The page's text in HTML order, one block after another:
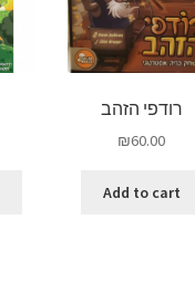
רודפי הזהב
₪60.00
Add to cart